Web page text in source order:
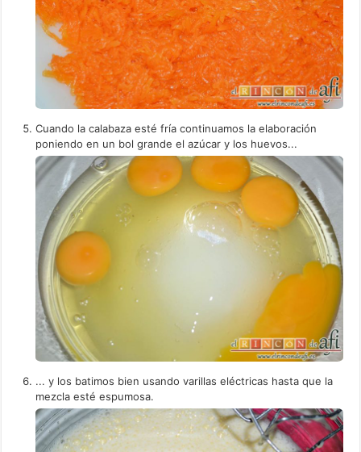
Cuando la calabaza esté fría continuamos la elaboración
poniendo en un bol grande el azúcar y los huevos...
... y los batimos bien usando varillas eléctricas hasta que la
mezcla esté espumosa.